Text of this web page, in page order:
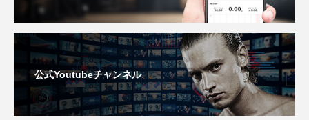
公式Youtubeチャンネル